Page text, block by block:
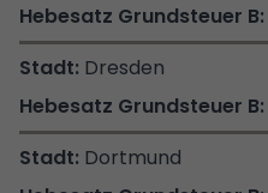
Dresden
Dortmund